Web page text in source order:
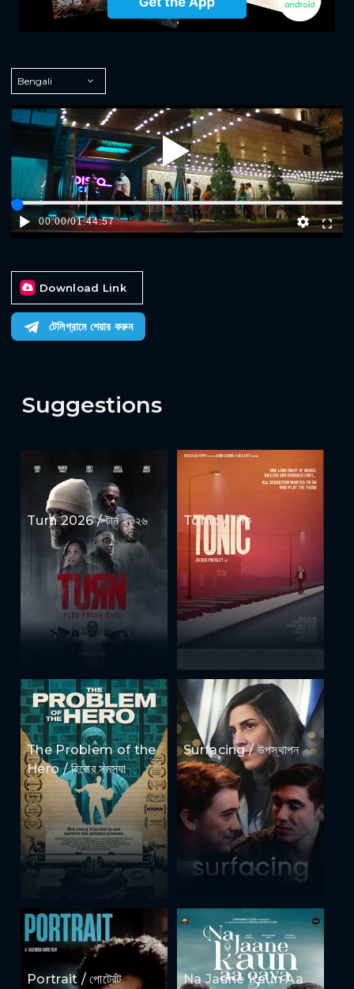
Play
00:00/01:44:57
Download Link
টেলিগ্রামে শেয়ার করুন
Suggestions
Turn 2026 / টার্ন ২০২৬ Tonic / টনিক
The Problem of the
Hero / হিরোর সমস্যা
Surfacing / উপস্থাপন
Portrait / পোর্ট্রেট
Na Jaane Kaun Aa